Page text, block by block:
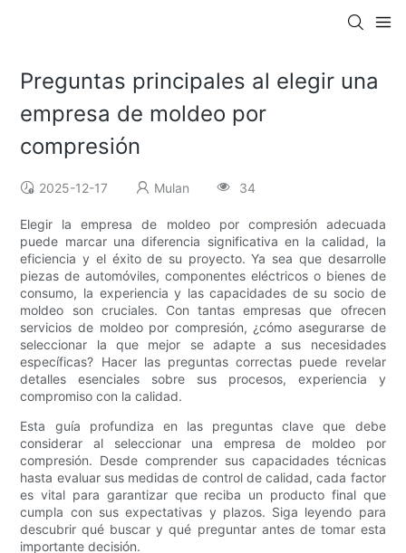
Preguntas principales al elegir una
empresa de moldeo por
compresión
2025-12-17 Mulan 34
Elegir la empresa de moldeo por compresión adecuada
puede marcar una diferencia significativa en la calidad, la
eficiencia y el éxito de su proyecto. Ya sea que desarrolle
piezas de automóviles, componentes eléctricos o bienes de
consumo, la experiencia y las capacidades de su socio de
moldeo son cruciales. Con tantas empresas que ofrecen
servicios de moldeo por compresión, ¿cómo asegurarse de
seleccionar la que mejor se adapte a sus necesidades
específicas? Hacer las preguntas correctas puede revelar
detalles esenciales sobre sus procesos, experiencia y
compromiso con la calidad.
Esta guía profundiza en las preguntas clave que debe
considerar al seleccionar una empresa de moldeo por
compresión. Desde comprender sus capacidades técnicas
hasta evaluar sus medidas de control de calidad, cada factor
es vital para garantizar que reciba un producto final que
cumpla con sus expectativas y plazos. Siga leyendo para
descubrir qué buscar y qué preguntar antes de tomar esta
importante decisión.